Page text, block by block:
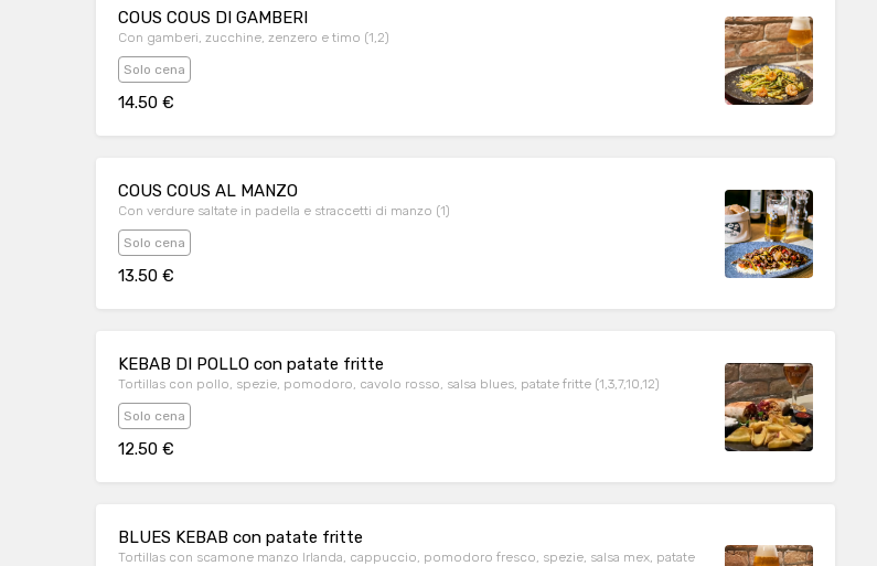
COUS COUS DI GAMBERI
Con gamberi, zucchine, zenzero e timo (1,2)
Solo cena
14.50 €
COUS COUS AL MANZO
Con verdure saltate in padella e straccetti di manzo (1)
Solo cena
13.50 €
KEBAB DI POLLO con patate fritte
Tortillas con pollo, spezie, pomodoro, cavolo rosso, salsa blues, patate fritte (1,3,7,10,12)
Solo cena
12.50 €
BLUES KEBAB con patate fritte
Tortillas con scamone manzo Irlanda, cappuccio, pomodoro fresco, spezie, salsa mex, patate